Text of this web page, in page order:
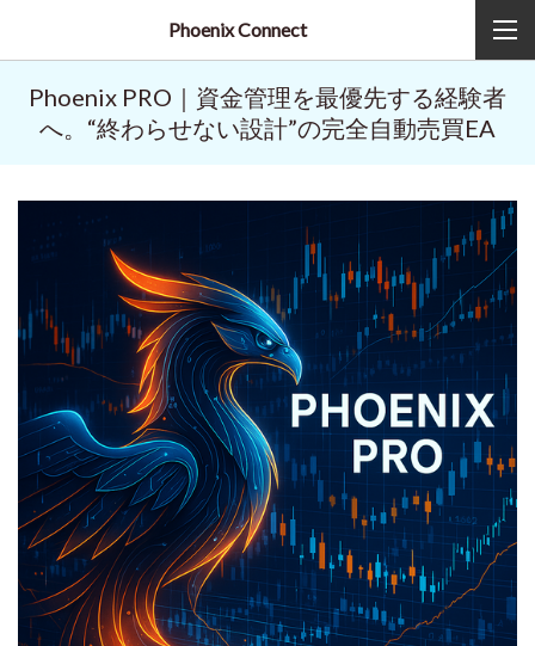
Phoenix Connect
Phoenix PRO｜資金管理を最優先する経験者
へ。“終わらせない設計”の完全自動売買EA